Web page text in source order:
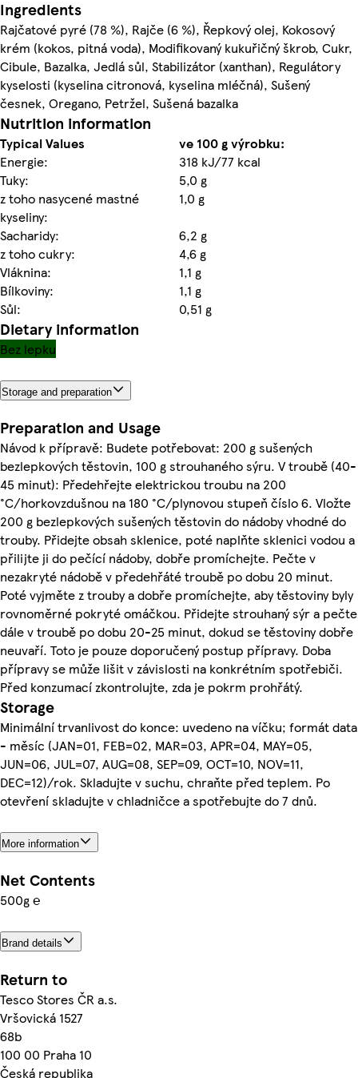
Ingredients
Rajčatové pyré (78 %), Rajče (6 %), Řepkový olej, Kokosový
krém (kokos, pitná voda), Modifikovaný kukuřičný škrob, Cukr,
Cibule, Bazalka, Jedlá sůl, Stabilizátor (xanthan), Regulátory
kyselosti (kyselina citronová, kyselina mléčná), Sušený
česnek, Oregano, Petržel, Sušená bazalka
Nutrition information
Typical Values
ve 100 g výrobku:
Energie:
318 kJ/77 kcal
Tuky:
5,0 g
z toho nasycené mastné
kyseliny:
1,0 g
Sacharidy:
6,2 g
z toho cukry:
4,6 g
Vláknina:
1,1 g
Bílkoviny:
1,1 g
Sůl:
0,51 g
Dietary information
Bez lepku
Storage and preparation
Preparation and Usage
Návod k přípravě: Budete potřebovat: 200 g sušených
bezlepkových těstovin, 100 g strouhaného sýru. V troubě (40-
45 minut): Předehřejte elektrickou troubu na 200
°C/horkovzdušnou na 180 °C/plynovou stupeň číslo 6. Vložte
200 g bezlepkových sušených těstovin do nádoby vhodné do
trouby. Přidejte obsah sklenice, poté naplňte sklenici vodou a
přilijte ji do pečící nádoby, dobře promíchejte. Pečte v
nezakryté nádobě v předehřáté troubě po dobu 20 minut.
Poté vyjměte z trouby a dobře promíchejte, aby těstoviny byly
rovnoměrné pokryté omáčkou. Přidejte strouhaný sýr a pečte
dále v troubě po dobu 20-25 minut, dokud se těstoviny dobře
neuvaří. Toto je pouze doporučený postup přípravy. Doba
přípravy se může lišit v závislosti na konkrétním spotřebiči.
Před konzumací zkontrolujte, zda je pokrm prohřátý.
Storage
Minimální trvanlivost do konce: uvedeno na víčku; formát data
- měsíc (JAN=01, FEB=02, MAR=03, APR=04, MAY=05,
JUN=06, JUL=07, AUG=08, SEP=09, OCT=10, NOV=11,
DEC=12)/rok. Skladujte v suchu, chraňte před teplem. Po
otevření skladujte v chladničce a spotřebujte do 7 dnů.
More information
Net Contents
500g ℮
Brand details
Return to
Tesco Stores ČR a.s.
Vršovická 1527
68b
100 00 Praha 10
Česká republika